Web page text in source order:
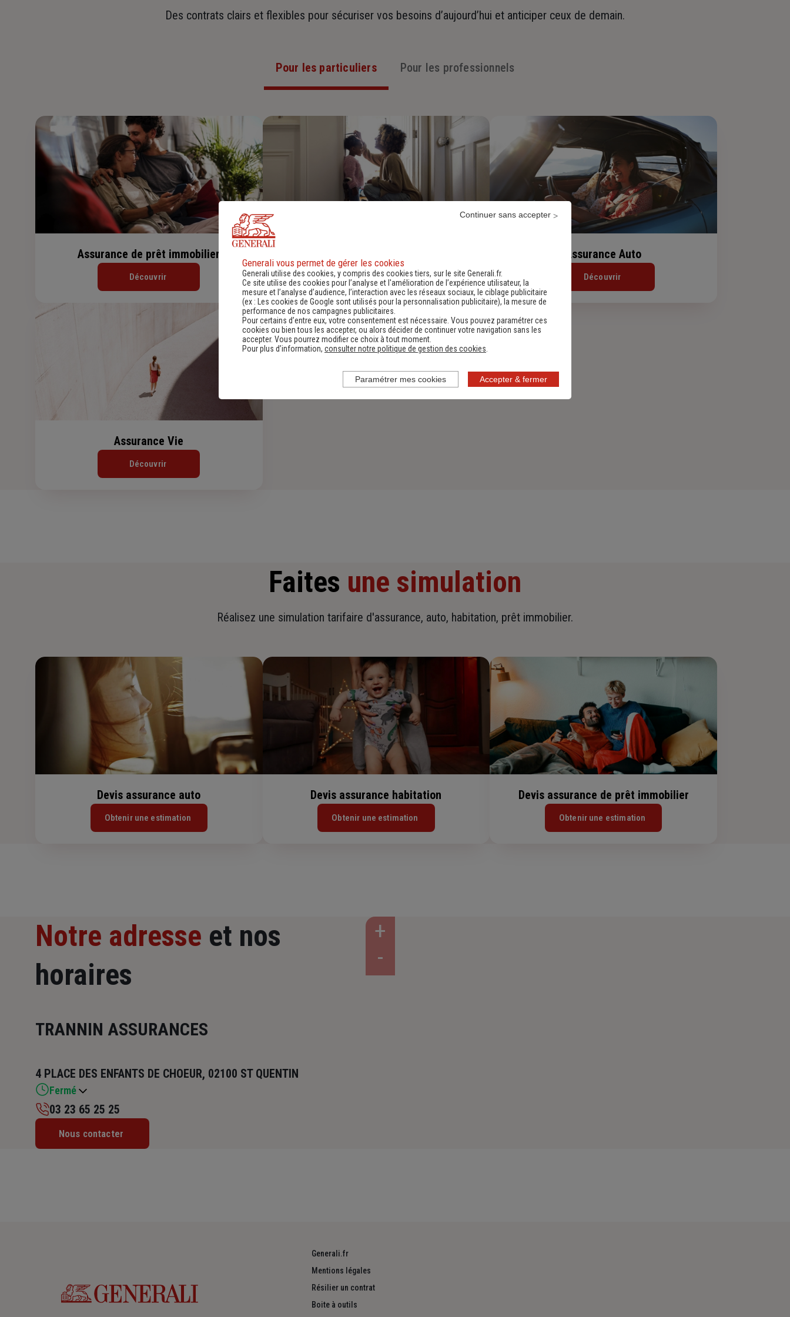
Des contrats clairs et flexibles pour sécuriser vos besoins d’aujourd’hui et anticiper ceux de demain.
Pour les particuliers Pour les professionnels
Assurance de prêt immobilier
Découvrir Découvrir
Assurance Auto
Découvrir
Assurance Vie
Découvrir
Faites une simulation
Réalisez une simulation tarifaire d'assurance, auto, habitation, prêt immobilier.
Devis assurance auto
Obtenir une estimation
Devis assurance habitation
Obtenir une estimation
Devis assurance de prêt immobilier
Obtenir une estimation
Notre adresse et nos
horaires
TRANNIN ASSURANCES
4 PLACE DES ENFANTS DE CHOEUR, 02100 ST QUENTIN
Fermé
Mardi : 09h – 12h / 14h – 18h
03 23 65 25 25
Nous contacter
Generali.fr
Mentions légales
Résilier un contrat
Boite à outils
Generali vous permet de gérer les cookies
Generali utilise des cookies, y compris des cookies tiers, sur le site Generali.fr.
Ce site utilise des cookies pour l’analyse et l'amélioration de l’expérience utilisateur, la
mesure et l’analyse d’audience, l’interaction avec les réseaux sociaux, le ciblage publicitaire
(ex : Les cookies de Google sont utilisés pour la personnalisation publicitaire), la mesure de
performance de nos campagnes publicitaires.
Pour certains d’entre eux, votre consentement est nécessaire. Vous pouvez paramétrer ces
cookies ou bien tous les accepter, ou alors décider de continuer votre navigation sans les
accepter. Vous pourrez modifier ce choix à tout moment.
Pour plus d’information, consulter notre politique de gestion des cookies.
Accepter & fermer
Continuer sans accepter
Paramétrer mes cookies